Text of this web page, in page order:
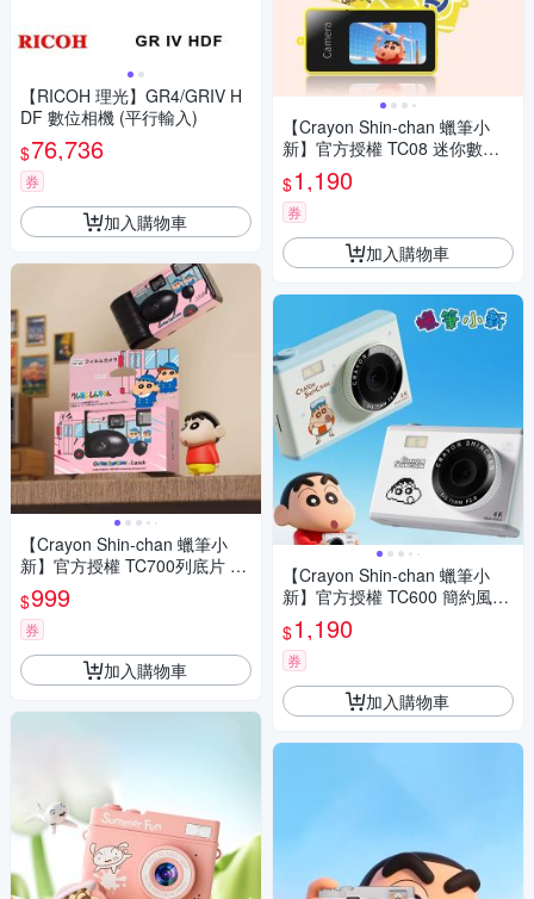
【RICOH 理光】GR4/GRIV H
DF 數位相機 (平行輸入)
$76,736
券
加入購物車
【Crayon Shin-chan 蠟筆小
新】官方授權 TC700列底片 一
次性即可拍相機(18張)
$999
券
加入購物車
【Crayon Shin-chan 蠟筆小
新】官方授權 TC08 迷你數位
相機
$1,190
券
加入購物車
【Crayon Shin-chan 蠟筆小
新】官方授權 TC600 簡約風輕
巧相機
$1,190
券
加入購物車